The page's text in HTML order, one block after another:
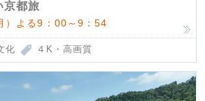
京都旅
）よる9：00～9：54
化 ４K・高画質